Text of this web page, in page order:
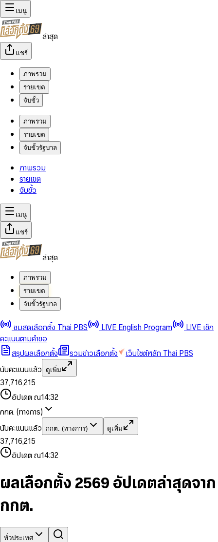
เมนู
ล่าสุด
แชร์
ภาพรวม
รายเขต
จับขั้ว
ภาพรวม
รายเขต
จับขั้วรัฐบาล
ภาพรวม
รายเขต
จับขั้ว
เมนู
แชร์
ล่าสุด
ภาพรวม
รายเขต
จับขั้วรัฐบาล
ชมสดเลือกตั้ง Thai PBS LIVE English Program
LIVE เช็ก
คะแนนตามคำขอ
สรุปผลเลือกตั้ง
รวมข่าวเลือกตั้ง
เว็บไซต์หลัก Thai PBS
นับคะแนนแล้ว
ดูเพิ่ม
0
1
2
3
4
5
6
8
9
0
1
2
3
4
5
6
7
8
9
,
0
1
2
4
6
7
8
9
0
1
2
3
4
5
6
7
8
9
0
1
3
5
6
7
8
9
,
1
2
4
5
7
8
9
0
1
3
4
6
7
8
9
0
2
3
4
5
7
8
อัปเดต ณ14:32
กกต. (ทางการ)
นับคะแนนแล้ว
กกต. (ทางการ) ดูเพิ่ม
0
1
2
3
4
5
7
8
0
1
2
4
5
6
7
8
9
,
0
1
2
4
6
7
8
9
0
1
2
3
5
6
8
9
0
1
3
5
6
7
8
,
1
2
4
6
7
9
0
1
3
5
6
8
9
0
2
3
4
5
7
9
อัปเดต ณ14:32
ผลเลือกตั้ง 2569 อัปเดตล่าสุดจาก
กกต.
ทั่วประเทศ